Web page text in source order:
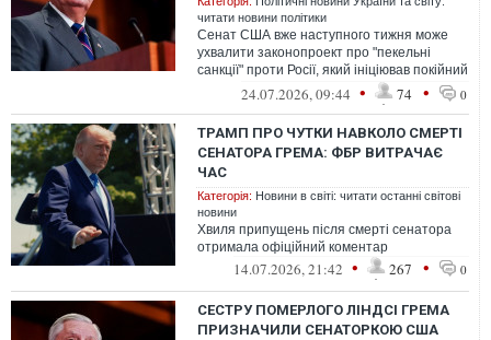
читати новини політики
Сенат США вже наступного тижня може
ухвалити законопроект про "пекельні
санкції" проти Росії, який ініціював покійний
сенатор Ліндсі Грем.
24.07.2026, 09:44 • 74 • 0
ТРАМП ПРО ЧУТКИ НАВКОЛО СМЕРТІ
СЕНАТОРА ГРЕМА: ФБР ВИТРАЧАЄ
ЧАС
Категорія: Новини в світі: читати останні світові
новини
Хвиля припущень після смерті сенатора
отримала офіційний коментар
14.07.2026, 21:42 • 267 • 0
СЕСТРУ ПОМЕРЛОГО ЛІНДСІ ГРЕМА
ПРИЗНАЧИЛИ СЕНАТОРКОЮ США